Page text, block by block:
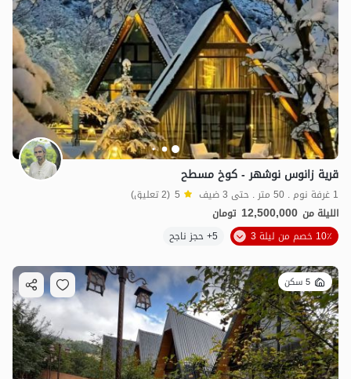
قرية زانوس نوشهر - كوخ مسطح
1 غرفة نوم . 50 متر . حتى 3 ضيف 5 (2 تعليق)
الليلة من 12,500,000 تومان
10٪ خصم من ليلة 3
5+ حجز ناجح
5 سكن